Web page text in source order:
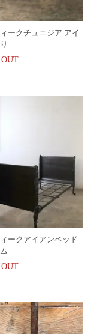
ークチュニジア アイ
ークアイアンベッド